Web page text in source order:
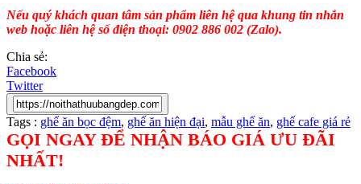
Nếu quý khách quan tâm sản phẩm liên hệ qua khung tin nhắn
web hoặc liên hệ số điện thoại: 0902 886 002 (Zalo).
Chia sẻ:
Facebook
Twitter
Tags : ghế ăn bọc đệm, ghế ăn hiện đại, mẫu ghế ăn, ghế cafe giá rẻ
GỌI NGAY ĐỂ NHẬN BÁO GIÁ ƯU ĐÃI
NHẤT!